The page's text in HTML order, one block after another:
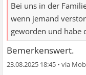
Bei uns in der
wenn jemand
geworden und habe
Bemerkenswert.
23.08.2025 18:45 •